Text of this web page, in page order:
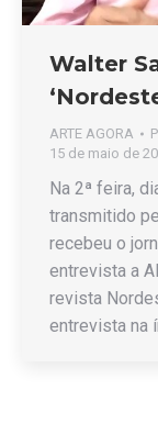
Walter
ARTE AGORA
15 de maio de
Na 2ª feira,
transmitido
recebeu o
entrevista a
revista
entrevista na